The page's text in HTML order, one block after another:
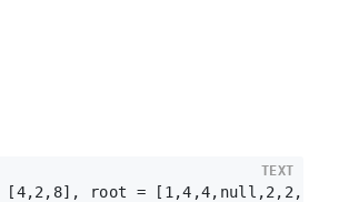
TEXT